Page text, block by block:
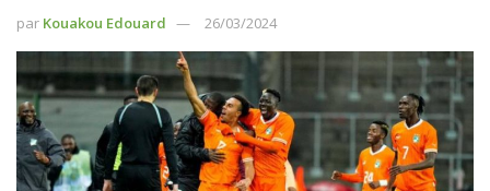
par Kouakou Edouard 26/03/2024